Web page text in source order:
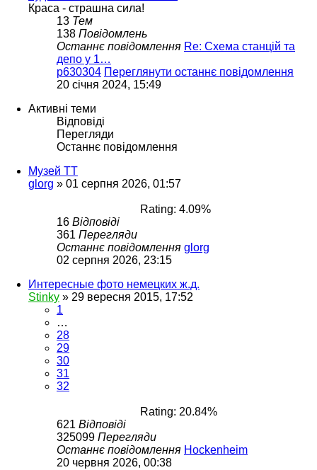
Краса - страшна сила!
13 Тем
138 Повідомлень
Останнє повідомлення Re: Схема станцій та
депо у 1…
p630304 Переглянути останнє повідомлення
20 січня 2024, 15:49
Активні теми
Відповіді
Перегляди
Останнє повідомлення
Музей ТТ
glorg » 01 серпня 2026, 01:57
Rating: 4.09%
16 Відповіді
361 Перегляди
Останнє повідомлення glorg
02 серпня 2026, 23:15
Интересные фото немецких ж.д.
Stinky » 29 вересня 2015, 17:52
1
…
28
29
30
31
32
Rating: 20.84%
621 Відповіді
325099 Перегляди
Останнє повідомлення Hockenheim
20 червня 2026, 00:38